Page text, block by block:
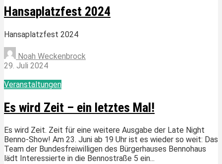
Hansaplatzfest 2024
Hansaplatzfest 2024
Noah Weckenbrock
29. Juli 2024
Veranstaltungen
Es wird Zeit – ein letztes Mal!
Es wird Zeit. Zeit für eine weitere Ausgabe der Late Night
Benno-Show! Am 23. Juni ab 19 Uhr ist es wieder so weit: Das
Team der Bundesfreiwilligen des Bürgerhauses Bennohaus
lädt Interessierte in die Bennostraße 5 ein...